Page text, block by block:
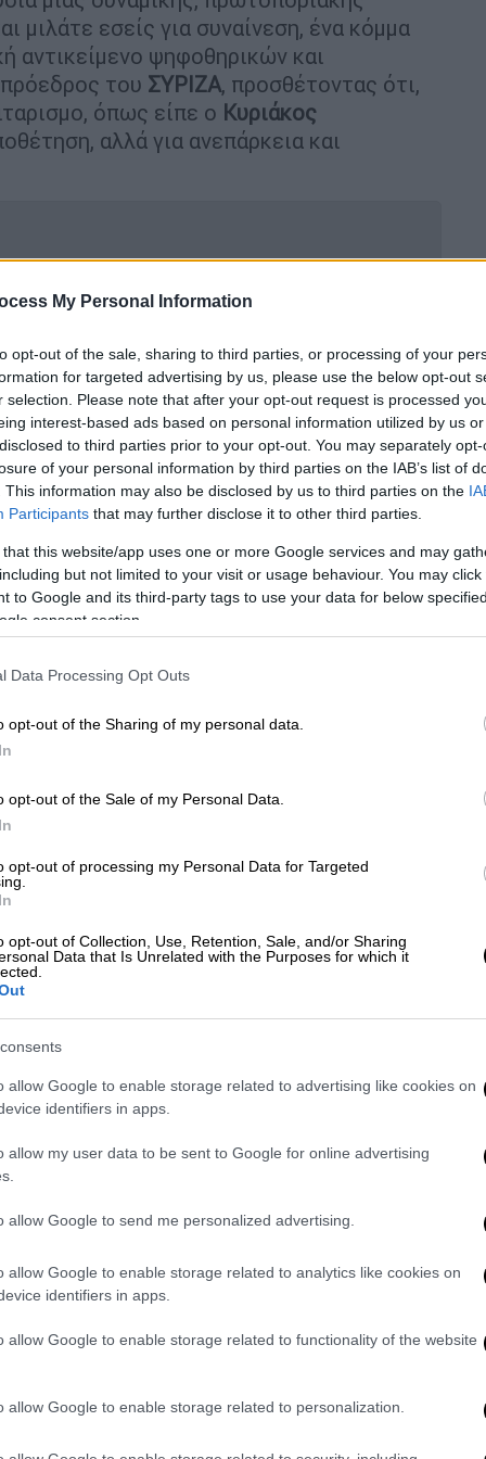
My Personal Information
opt-out of the sale, sharing to third parties, or processing of your
for targeted advertising by us, please use the below opt-out
selection. Please note that after your opt-out request is processed
interest-based ads based on personal information utilized by us
to third parties prior to your opt-out. You may separately
of your personal information by third parties on the IAB’s list of
This information may also be disclosed by us to third parties on the
Participants that may further disclose it to other third parties.
that this website/app uses one or more Google services and may
but not limited to your visit or usage behaviour. You may
to Google and its third-party tags to use your data for below
consent section.
Data Processing Opt Outs
opt-out of the Sharing of my personal data.
opt-out of the Sale of my Personal Data.
opt-out of processing my Personal Data for Targeted
opt-out of Collection, Use, Retention, Sale, and/or Sharing
Data that Is Unrelated with the Purposes for which it
allow Google to enable storage related to advertising like cookies on
identifiers in apps.
allow my user data to be sent to Google for online advertising
allow Google to send me personalized advertising.
allow Google to enable storage related to analytics like cookies on
identifiers in apps.
allow Google to enable storage related to functionality of the website
allow Google to enable storage related to personalization.
μιλάτε εσείς για συναίνεση, ένα κόμμα
αντικείμενο ψηφοθηρικών και
του ΣΥΡΙΖΑ, προσθέτοντας ότι,
όπως είπε ο Κυριάκος
αλλά για ανεπάρκεια και
στους
και ατυχήματα;
τη Λιβύη;»
διερωτήθηκε: «Ο κ.Πλεύρηςδεν εκδιώχθη
επί της κυβέρνησής σας; Το καλώδιο
Μητσοτάκη; Η απουσία μας από όλες τις
του κ.Μητσοτάκη;». Όλα αυτά
έδρανα, «είναι το προσωπικό σας
δεν παίζει απλά άμυνα.
της χώρας συρρικνώνεται», ενώ
, σημείωσε ότι αυτή άφησε κεφάλαιο στην
άσκοπα». Συνεχίζοντας, σημείωσε
είναι αυτή που δεν τολμά να
ο
για την οποία ζήτησε τη δέσμευση του
συζήτησης των πολιτικών αρχηγών.
που θεωρώ ότι είναι ντροπιαστική
και πρόσθεσε ότι, ένα δεύτερο ζήτημα,
είναι βαριά λέξη», είπε και πρόσθεσε
εγκλήματος που έχει
τονΚυριάκο
Νετανιάχου.
των κρατών, στα δικαιώματα των πολιτών,
δικαιώματα; Το δίκαιου του
το διεθνές δίκαιο. Δεν μας απασχολεί
την ανησυχία του για την
είναι παρακολούθημα των χειρισμών των
πρέπει να λυθεί μέσω της
κρίσιμους πόρους από τον κοινωνικό